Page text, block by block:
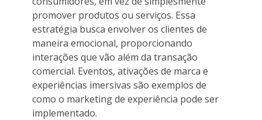
promover produtos ou serviços. Essa
estratégia busca envolver os clientes de
maneira emocional, proporcionando
interações que vão além da transação
comercial. Eventos, ativações de marca e
experiências imersivas são exemplos de
como o marketing de experiência pode ser
implementado.